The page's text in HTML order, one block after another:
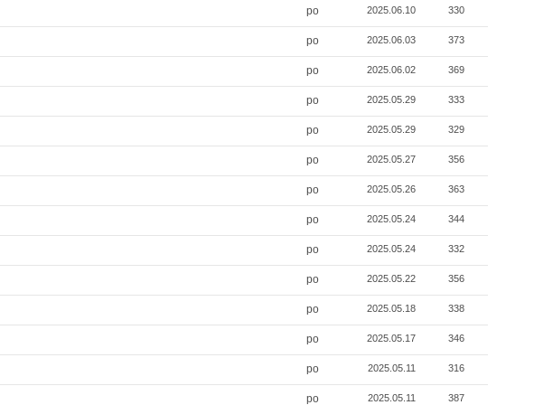
po 2025.06.10 330
po 2025.06.03 373
po 2025.06.02 369
po 2025.05.29 333
po 2025.05.29 329
po 2025.05.27 356
po 2025.05.26 363
po 2025.05.24 344
po 2025.05.24 332
po 2025.05.22 356
po 2025.05.18 338
po 2025.05.17 346
po 2025.05.11 316
po 2025.05.11 387